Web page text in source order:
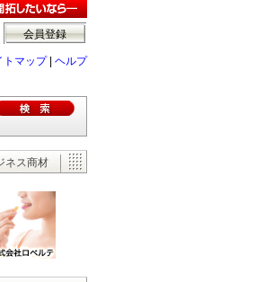
会員登録
トマップ| ヘルプ
ネス商材